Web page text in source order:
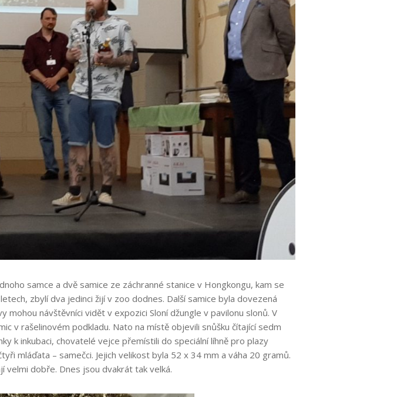
samce a dvě samice ze záchranné stanice v Hongkongu, kam se
zbylí dva jedinci žijí v zoo dodnes. Další samice byla dovezená
návštěvníci vidět v expozici Sloní džungle v pavilonu slonů. V
v rašelinovém podkladu. Nato na místě objevili snůšku čítající sedm
k inkubaci, chovatelé vejce přemístili do speciální líhně pro plazy
mláďata – samečci. Jejich velikost byla 52 x 34 mm a váha 20 gramů.
velmi dobře. Dnes jsou dvakrát tak velká.